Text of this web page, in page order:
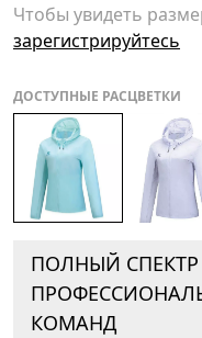
Чтобы увидеть
зарегистрируйтесь
ДОСТУПНЫЕ РАСЦВЕТКИ
ПОЛНЫЙ
КОМАНД